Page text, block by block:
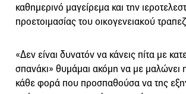
καθημερινό μαγείρεμα και την
προετοιμασίας του οικογενειακού
«Δεν είναι δυνατόν να κάνεις πίτα με
σπανάκι» θυμάμαι ακόμη να με μαλώνει
κάθε φορά που προσπαθούσα να της